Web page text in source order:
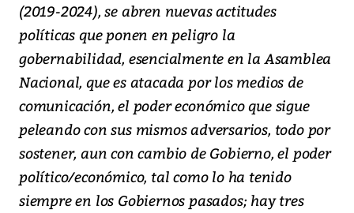
(2019-2024), se abren nuevas actitudes
políticas que ponen en peligro la
gobernabilidad, esencialmente en la Asamblea
Nacional, que es atacada por los medios de
comunicación, el poder económico que sigue
peleando con sus mismos adversarios, todo por
sostener, aun con cambio de Gobierno, el poder
político/económico, tal como lo ha tenido
siempre en los Gobiernos pasados; hay tres